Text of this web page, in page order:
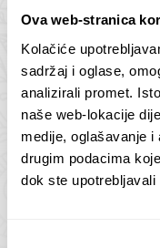
Ova web-stranica
Kolačiće
sadržaj i oglase,
analizirali promet.
naše web-lokacije
medije, oglašavanje
drugim podacima
dok ste upotrebljavali
Butan –
75,00€ –
ODABERI